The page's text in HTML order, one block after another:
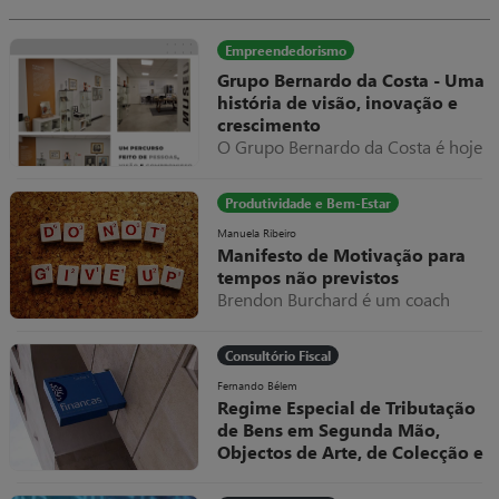
fatura do serviço prestado um
valor exorbitante, suponhamos
10.000€.
Empreendedorismo
Grupo Bernardo da Costa - Uma
história de visão, inovação e
crescimento
O Grupo Bernardo da Costa é hoje
de evolução empresarial em
Portugal, destacando-se pela sua
capacidade de adaptação,
diversificação e internacionalização
ao longo de mais de seis décadas
de atividade.
Produtividade e Bem-Estar
Manuela Ribeiro
Manifesto de Motivação para
tempos não previstos
Brendon Burchard é um coach
grata por todos os valiosos
conteúdos que partilhou e partilha
livremente.
Consultório Fiscal
Fernando Bélem
Regime Especial de Tributação
de Bens em Segunda Mão,
Objectos de Arte, de Colecção e